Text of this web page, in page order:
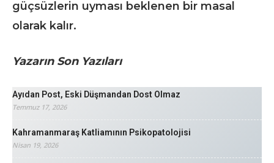
güçsüzlerin uyması beklenen bir masal
olarak kalır.
Yazarın Son Yazıları
Ayıdan Post, Eski Düşmandan Dost Olmaz
Temmuz 17, 2026
Kahramanmaraş Katliamının Psikopatolojisi
Nisan 19, 2026